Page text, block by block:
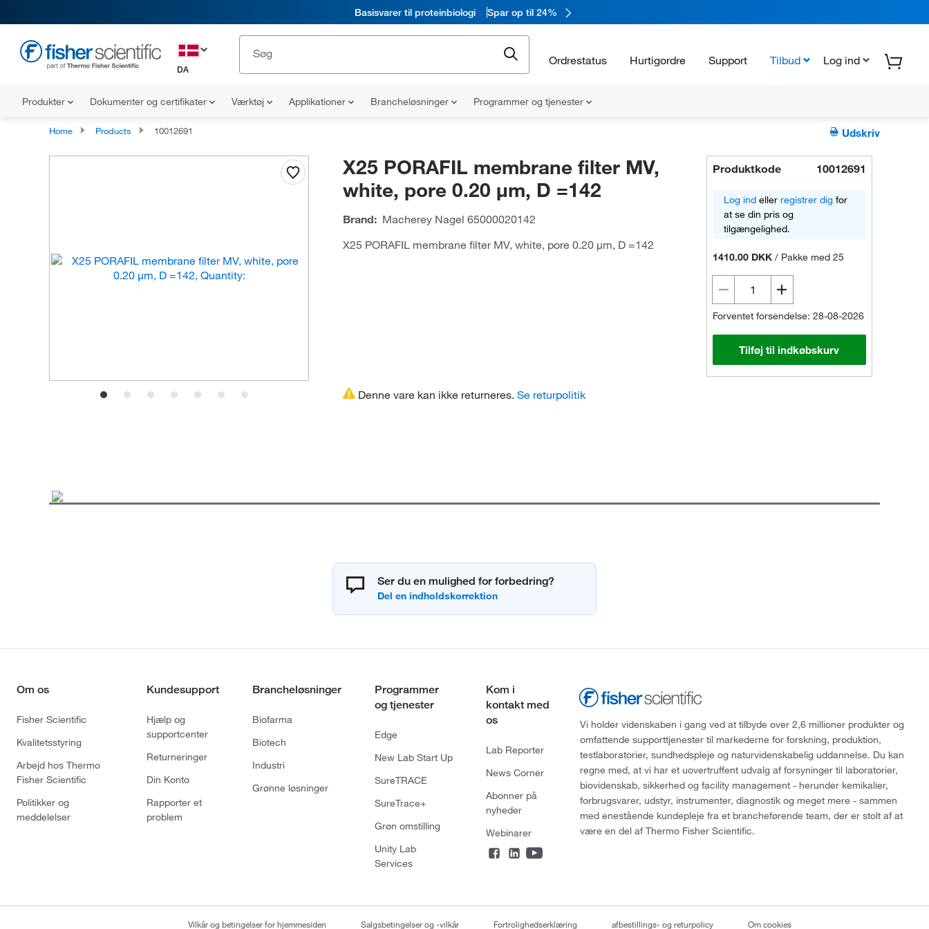
Basisvarer til proteinbiologi Spar op til 24%
DA
Ordrestatus Hurtigordre Support Tilbud Log ind
Produkter Dokumenter og certifikater Værktøj Applikationer Brancheløsninger Programmer og tjenester
Home Products 10012691 Udskriv
X25 PORAFIL membrane filter MV,
white, pore 0.20 µm, D =142
Brand: Macherey Nagel 65000020142
X25 PORAFIL membrane filter MV, white, pore 0.20 µm, D =142
Produktkode 10012691
Log ind ellerregistrer dig for
at se din pris og
tilgængelighed.
1410.00 DKK / Pakke med 25
Forventet forsendelse: 28-08-2026
Tilføj til indkøbskurv
Denne vare kan ikke returneres. Se returpolitik
Ser du en mulighed for forbedring?
Om os
Fisher Scientific
Kvalitetsstyring
Arbejd hos Thermo
Fisher Scientific
Politikker og
meddelelser
Kundesupport
Hjælp og
supportcenter
Returneringer
Din Konto
Rapporter et
problem
Brancheløsninger
Biofarma
Biotech
Industri
Grønne løsninger
Programmer
og tjenester
Edge
New Lab Start Up
SureTRACE
SureTrace+
Grøn omstilling
Unity Lab
Services
Kom i
kontakt med
os
Lab Reporter
News Corner
Abonner på
nyheder
Webinarer
Vi holder videnskaben i gang ved at tilbyde over 2,6 millioner produkter og
omfattende supporttjenester til markederne for forskning, produktion,
testlaboratorier, sundhedspleje og naturvidenskabelig uddannelse. Du kan
regne med, at vi har et uovertruffent udvalg af forsyninger til laboratorier,
biovidenskab, sikkerhed og facility management - herunder kemikalier,
forbrugsvarer, udstyr, instrumenter, diagnostik og meget mere - sammen
med enestående kundepleje fra et brancheførende team, der er stolt af at
være en del af Thermo Fisher Scientific.
Vilkår og betingelser for hjemmesiden Salgsbetingelser og -vilkår Fortrolighedserklæring afbestillings- og returpolicy Om cookies